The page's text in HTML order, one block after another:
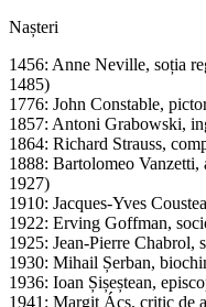
Nașteri
1456: Anne Neville, soția
1485)
1776: John Constable,
1857: Antoni Grabowski,
1864: Richard Strauss,
1888: Bartolomeo Vanzetti,
1927)
1910: Jacques-Yves
1922: Erving Goffman,
1925: Jean-Pierre Chabrol,
1930: Mihail Șerban,
1936: Ioan Șișeștean,
1941: Margit Ács, critic de